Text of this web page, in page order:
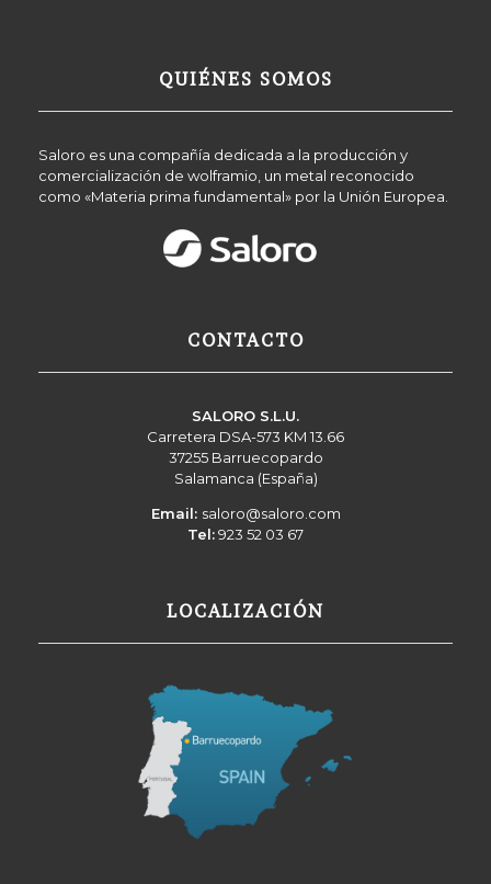
QUIÉNES SOMOS
Saloro es una compañía dedicada a la producción y
comercialización de wolframio, un metal reconocido
como «Materia prima fundamental» por la Unión Europea.
CONTACTO
SALORO S.L.U.
Carretera DSA-573 KM 13.66
37255 Barruecopardo
Salamanca (España)
Email: saloro@saloro.com
Tel:923 52 03 67
LOCALIZACIÓN